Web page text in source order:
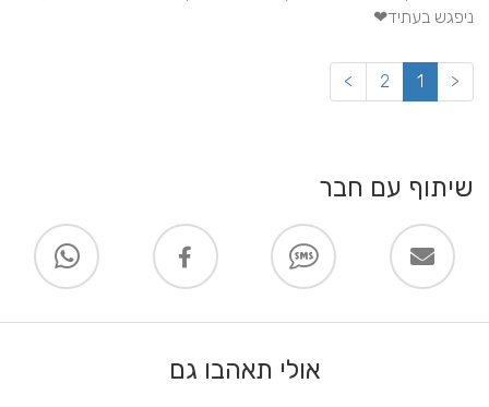
ניפגש בעתיד❤
<
1
2
>
שיתוף עם חבר
אולי תאהבו גם